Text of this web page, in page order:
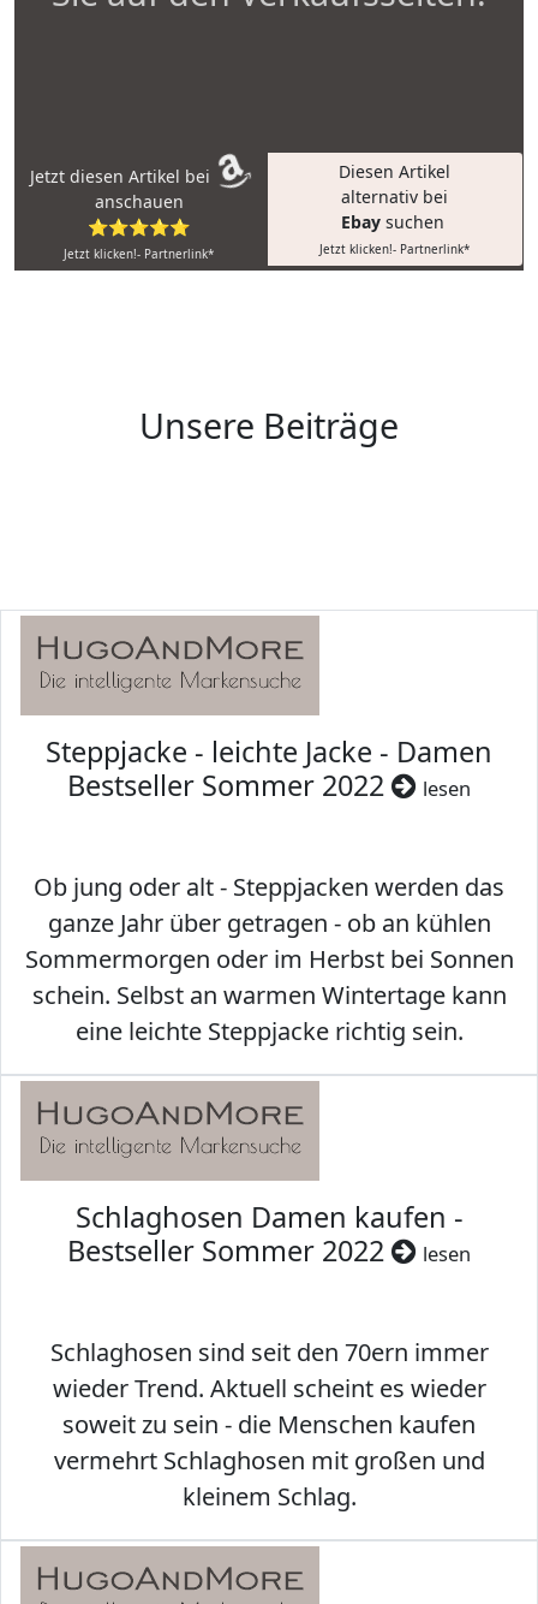
Jetzt diesen Artikel bei
anschauen
⭐⭐⭐⭐⭐
Jetzt klicken!- Partnerlink*
Diesen Artikel
alternativ bei
Ebay suchen
Jetzt klicken!- Partnerlink*
Unsere Beiträge
Steppjacke - leichte Jacke - Damen
Bestseller Sommer 2022
lesen
Ob jung oder alt - Steppjacken werden das
ganze Jahr über getragen - ob an kühlen
Sommermorgen oder im Herbst bei Sonnen
schein. Selbst an warmen Wintertage kann
eine leichte Steppjacke richtig sein.
Schlaghosen Damen kaufen -
Bestseller Sommer 2022
lesen
Schlaghosen sind seit den 70ern immer
wieder Trend. Aktuell scheint es wieder
soweit zu sein - die Menschen kaufen
vermehrt Schlaghosen mit großen und
kleinem Schlag.